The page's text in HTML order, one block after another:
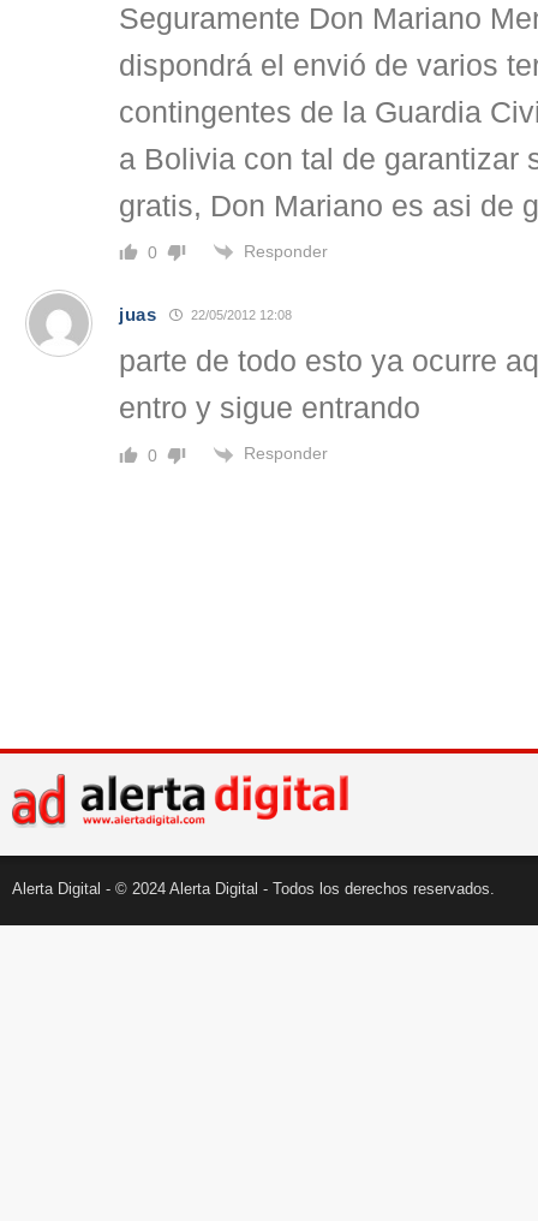
Seguramente Don Mariano
dispondrá el envió de varios
contingentes de la Guardia
a Bolivia con tal de garantizar
gratis, Don Mariano es asi de
0 Responder
juas 22/05/2012 12:08
parte de todo esto ya ocurre
entro y sigue entrando
0 Responder
Alerta Digital - © 2024 Alerta Digital - Todos los derechos reservados.